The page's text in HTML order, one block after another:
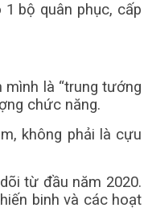
bộ quân phục, cấp
là “trung tướng
chức năng.
không phải là cựu
từ đầu năm 2020.
binh và các hoạt